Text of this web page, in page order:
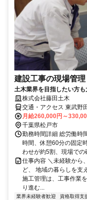
建設工事の現場管
土木業界を目指したい方
株式会社藤田土木
交通・アクセス 東武野
月給260,000円～
千葉県松戸市
勤務時間詳細 総労働時
時間、休憩60分の固定
わせが約5割、現場で
仕事内容 ＼未経験から
ど、 地域の暮らしを支
施工管理は、工事作業
り進む...
業界未経験者歓迎 資格取得支